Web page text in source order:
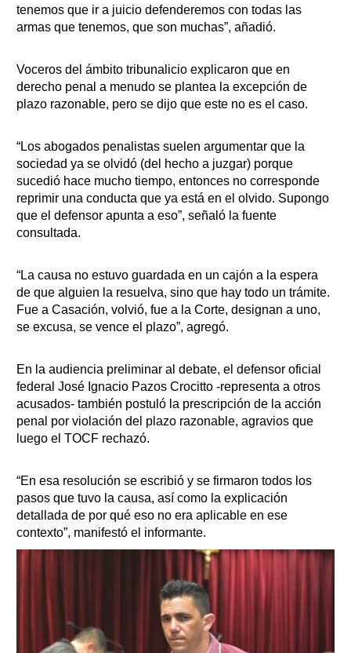
tenemos que ir a juicio defenderemos con todas las
armas que tenemos, que son muchas”, añadió.
Voceros del ámbito tribunalicio explicaron que en
derecho penal a menudo se plantea la excepción de
plazo razonable, pero se dijo que este no es el caso.
“Los abogados penalistas suelen argumentar que la
sociedad ya se olvidó (del hecho a juzgar) porque
sucedió hace mucho tiempo, entonces no corresponde
reprimir una conducta que ya está en el olvido. Supongo
que el defensor apunta a eso”, señaló la fuente
consultada.
“La causa no estuvo guardada en un cajón a la espera
de que alguien la resuelva, sino que hay todo un trámite.
Fue a Casación, volvió, fue a la Corte, designan a uno,
se excusa, se vence el plazo”, agregó.
En la audiencia preliminar al debate, el defensor oficial
federal José Ignacio Pazos Crocitto -representa a otros
acusados- también postuló la prescripción de la acción
penal por violación del plazo razonable, agravios que
luego el TOCF rechazó.
“En esa resolución se escribió y se firmaron todos los
pasos que tuvo la causa, así como la explicación
detallada de por qué eso no era aplicable en ese
contexto”, manifestó el informante.